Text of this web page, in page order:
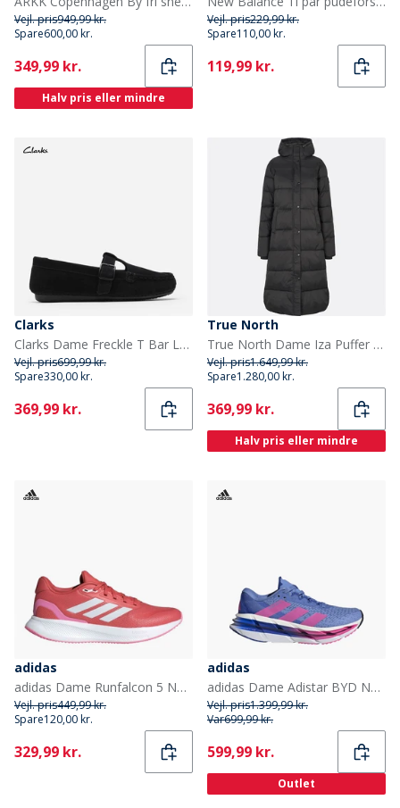
Vejl. pris949,99 kr.
Spare600,00 kr.
Current
349,99 kr.
Halv pris eller mindre
Vejl. pris229,99 kr.
Spare110,00 kr.
Current
119,99 kr.
Clarks
Clarks Dame Freckle T Bar Loafers Black Suede
Vejl. pris699,99 kr.
Spare330,00 kr.
Current
369,99 kr.
True North
True North Dame Iza Puffer Jakke Sort
Vejl. pris1.649,99 kr.
Spare1.280,00 kr.
Current
369,99 kr.
Halv pris eller mindre
adidas
adidas Dame Runfalcon 5 Neutrale Løbesko Better Scarlet/Cloud White/Bliss Pink
Vejl. pris449,99 kr.
Spare120,00 kr.
Current
329,99 kr.
adidas
adidas Dame Adistar BYD Neutrale Løbesko Blue Fusion/Lucid Pink/Lucid Blue
Vejl. pris1.399,99 kr.
Var699,99 kr.
Current
599,99 kr.
Outlet